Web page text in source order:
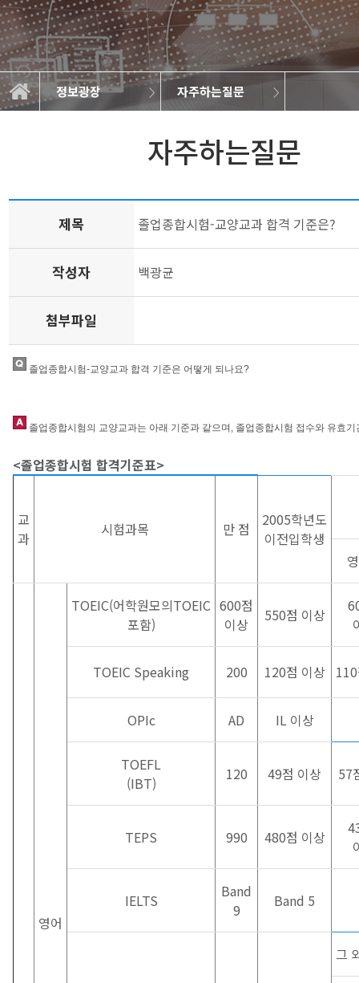
정보광장 자주하는질문
학과소개
교과과정
학사정보
정보광장
커뮤니티
학과뉴스
취업정보
일반자료실
갤러리
연구실소개
자주하는질문
제목 졸업종합시험-교양교과 합격 기준은?
작성자 백광균
첨부파일
졸업종합시험-교양교과 합격 기준은 어떻게 되나요?
졸업종합시험의 교양교과는 아래 기준과 같으며, 졸업종합시험 접수와 유효
<졸업종합시험 합격기준표>
교
과
시험과목 만 점
2005학년도
이전입학생
영어
TOEIC(어학원모의TOEIC
포함)
600점
이상
550점 이상
TOEIC Speaking 200 120점 이상
OPIc AD IL 이상
TOEFL
(IBT)
120 49점 이상 57
TEPS 990 480점 이상
IELTS
Band
9
Band 5
그